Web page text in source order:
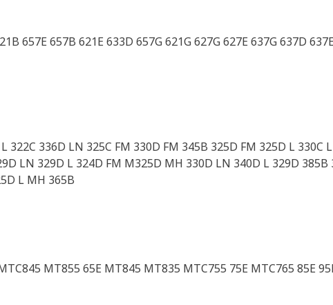
657E 657B 621E 633D 657G 621G 627G 627E 637G 637D
336D LN 325C FM 330D FM 345B 325D FM 325D L 330C
LN 329D L 324D FM M325D MH 330D LN 340D L 329D
L MH 365B
MT855 65E MT845 MT835 MTC755 75E MTC765 85E